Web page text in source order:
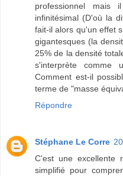
professionnel
infinitésimal (D'où la
fait-il alors qu'un effet
gigantesques (la
25% de la densité
s'interprète comme
Comment est-il
terme de "masse
Répondre
Stéphane Le Corre
C'est une excellente
simplifié pour